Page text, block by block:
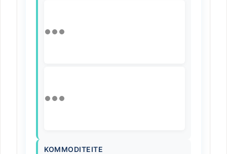
KOMMODITEITE